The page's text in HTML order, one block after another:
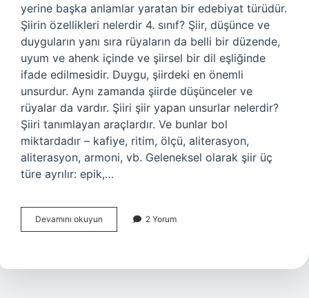
yerine başka anlamlar yaratan bir edebiyat türüdür.
Şiirin özellikleri nelerdir 4. sınıf? Şiir, düşünce ve
duyguların yanı sıra rüyaların da belli bir düzende,
uyum ve ahenk içinde ve şiirsel bir dil eşliğinde
ifade edilmesidir. Duygu, şiirdeki en önemli
unsurdur. Aynı zamanda şiirde düşünceler ve
rüyalar da vardır. Şiiri şiir yapan unsurlar nelerdir?
Şiiri tanımlayan araçlardır. Ve bunlar bol
miktardadır – kafiye, ritim, ölçü, aliterasyon,
aliterasyon, armoni, vb. Geleneksel olarak şiir üç
türe ayrılır: epik,…
Devamını okuyun
Özellikleri
2 Yorum